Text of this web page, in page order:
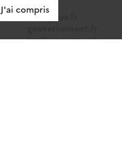
data.gouv.fr
legifrance.gouv.fr
J'ai compris